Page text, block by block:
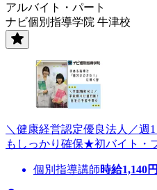
アルバイト・パート
ナビ個別指導学院 牛津校
＼健康経営認定優良法人／週
もしっかり確保★初バイト・
個別指導講師時給1,140